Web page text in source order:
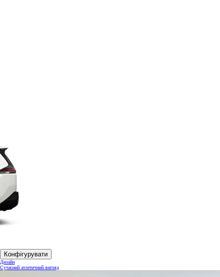
Конфігурувати
Дизайн
Сучасний атлетичний вигляд